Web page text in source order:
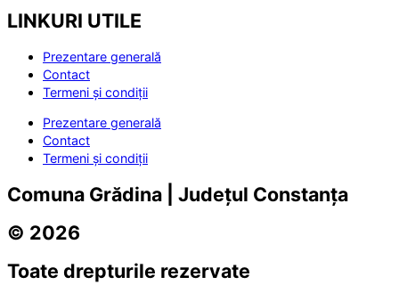
LINKURI UTILE
Prezentare generală
Contact
Termeni și condiții
Prezentare generală
Contact
Termeni și condiții
Comuna Grădina | Județul Constanța
© 2026
Toate drepturile rezervate